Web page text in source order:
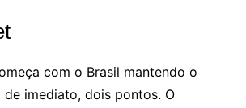
com o Brasil mantendo o
imediato, dois pontos. O